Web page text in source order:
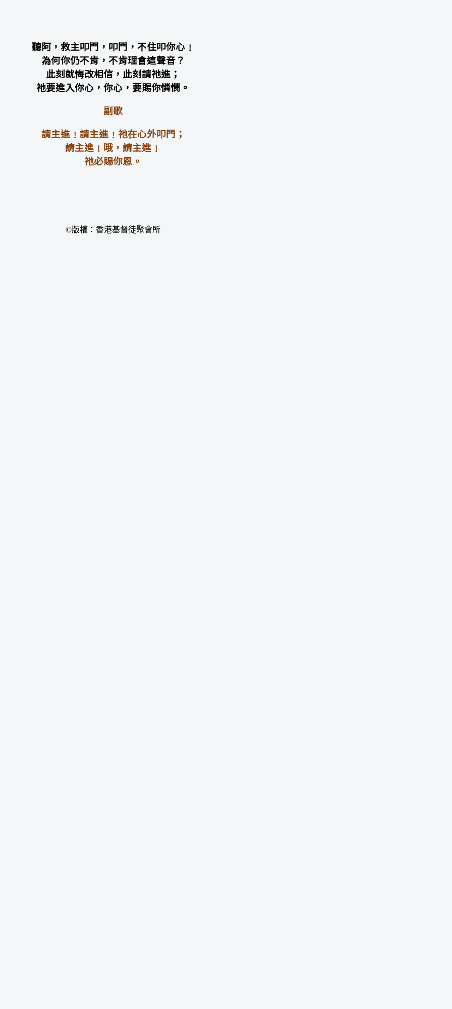
聽阿，救主叩門，叩門，不住叩你心﹗
為何你仍不肯，不肯理會這聲音？
此刻就悔改相信，此刻請祂進；
祂要進入你心，你心，要賜你憐憫。
副歌
請主進﹗請主進﹗祂在心外叩門；
請主進﹗哦，請主進﹗
祂必賜你恩。
©版權：香港基督徒聚會所